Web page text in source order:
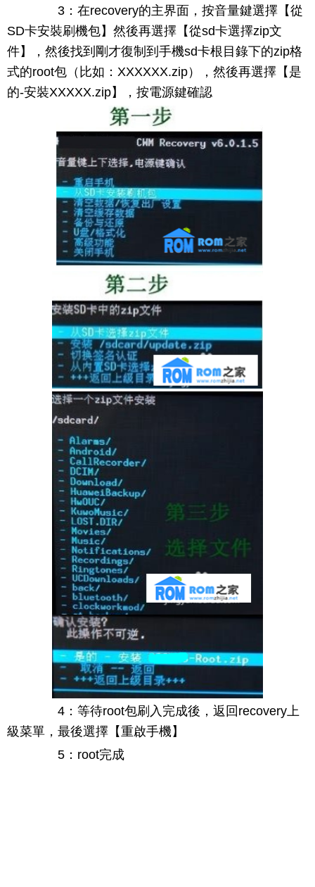
3：在recovery的主界面，按音量鍵選擇【從
SD卡安裝刷機包】然後再選擇【從sd卡選擇zip文
件】，然後找到剛才復制到手機sd卡根目錄下的zip格
式的root包（比如：XXXXXX.zip），然後再選擇【是
的-安裝XXXXX.zip】，按電源鍵確認
4：等待root包刷入完成後，返回recovery上
級菜單，最後選擇【重啟手機】
5：root完成